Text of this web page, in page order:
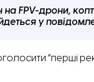
FPV-дрони,
у
“перші